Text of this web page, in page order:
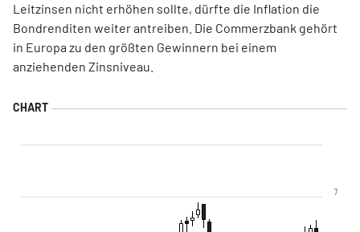
Leitzinsen nicht erhöhen sollte, dürfte die Inflation die
Bondrenditen weiter antreiben. Die Commerzbank gehört
in Europa zu den größten Gewinnern bei einem
anziehenden Zinsniveau.
7